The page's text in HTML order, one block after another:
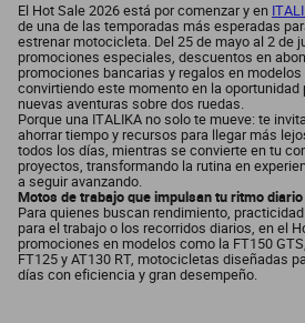
El Hot Sale 2026 está por comenzar y en
de una de las temporadas más esperadas
estrenar motocicleta. Del 25 de mayo al 2 de
promociones especiales, descuentos en
promociones bancarias y regalos en
convirtiendo este momento en la
nuevas aventuras sobre dos ruedas.
Porque una ITALIKA no solo te mueve: te
ahorrar tiempo y recursos para llegar más
todos los días, mientras se convierte en tu
proyectos, transformando la rutina en
a seguir avanzando.
Motos de trabajo que impulsan tu ritmo diario
Para quienes buscan rendimiento,
para el trabajo o los recorridos diarios, en el
promociones en modelos como la FT150
FT125 y AT130 RT, motocicletas diseñadas
días con eficiencia y gran desempeño.